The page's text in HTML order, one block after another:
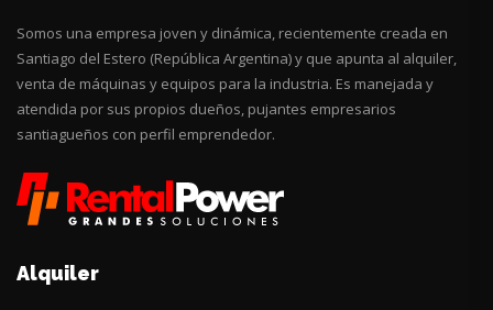
Somos una empresa joven y dinámica, recientemente creada en
Santiago del Estero (República Argentina) y que apunta al alquiler,
venta de máquinas y equipos para la industria. Es manejada y
atendida por sus propios dueños, pujantes empresarios
santiagueños con perfil emprendedor.
Alquiler